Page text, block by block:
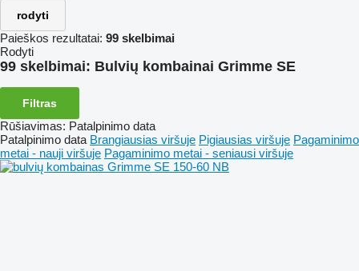
rodyti
Paieškos rezultatai: 99 skelbimai
Rodyti
99 skelbimai: Bulvių kombainai Grimme SE
Filtras
Rūšiavimas: Patalpinimo data
Patalpinimo data Brangiausias viršuje Pigiausias viršuje Pagaminimo
metai - nauji viršuje Pagaminimo metai - seniausi viršuje